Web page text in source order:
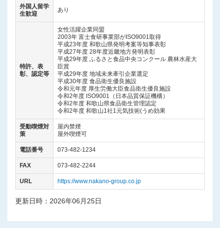
外国人留学
生歓迎
あり
特許、表
彰、認定等
女性活躍企業同盟
2003年 富士食研事業部がISO9001取得
平成23年度 和歌山県発明考案等知事表彰
平成27年度 28年度近畿地方発明表彰
平成29年度 ふるさと食品中央コンクール 農林水産大
臣賞
平成29年度 地域未来牽引企業選定
平成30年度 食品衛生優良施設
令和元年度 厚生労働大臣食品衛生優良施設
令和2年度 ISO9001（日本品質保証機構）
令和2年度 和歌山県食品衛生管理認定
令和2年度 和歌山1社1元気技術(うめ効果
受動喫煙対
策
屋内禁煙
屋外喫煙可
電話番号 073-482-1234
FAX 073-482-2244
URL https://www.nakano-group.co.jp
更新日時：2026年06月25日